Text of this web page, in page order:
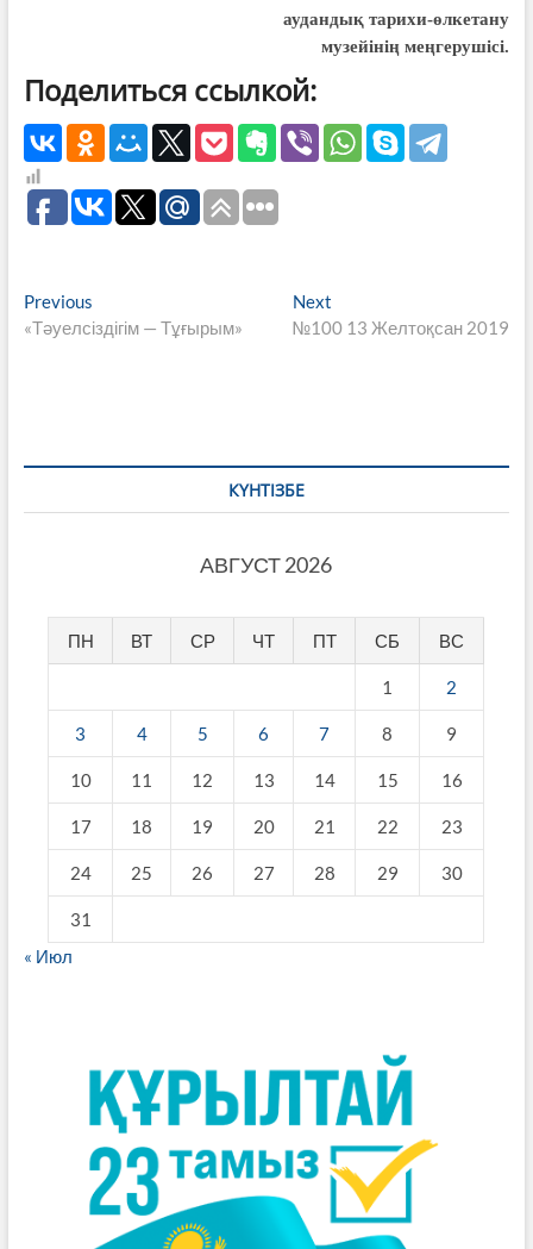
аудандық тарихи-өлкетану
музейінің меңгерушісі.
Поделиться ссылкой:
Навигация
по
PreviousPrevious
post:
«Тәуелсіздігім — Тұғырым»
Next
post:
№100 13 Желтоқсан 2019
КҮНТІЗБЕ
АВГУСТ 2026
ПН ВТ СР ЧТ ПТ СБ ВС
1 2
3 4 5 6 7 8 9
10 11 12 13 14 15 16
17 18 19 20 21 22 23
24 25 26 27 28 29 30
31
« Июл